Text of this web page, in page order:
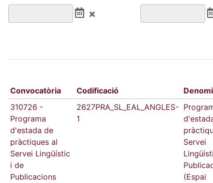
Convocatòria Codificació
310726 -
Programa
d'estada de
pràctiques al
Servei Lingüístic
i de
Publicacions
2627PRA_SL_EAL_ANGLES-
1
Servei
(Espai